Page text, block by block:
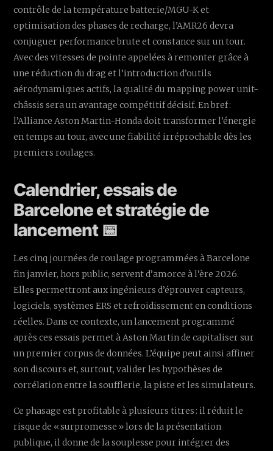
contrôle de la température batterie/MGU-K et
optimisation des phases de recharge, l’AMR26 devra
conjuguer performance brute et constance sur un tour.
Avec des vitesses de pointe appelées à remonter grâce à
une réduction du drag et l’introduction d’outils
aérodynamiques actifs, la qualité du mapping power unit-
châssis sera un avantage compétitif décisif. En bref :
l’Alliance Aston Martin-Honda doit transformer l’énergie
en temps au tour, avec une fiabilité irréprochable dès les
premiers roulages.
Calendrier, essais de
Barcelone et stratégie de
lancement 📅
Les cinq journées de roulage programmées à Barcelone
fin janvier, hors public, servent d’amorce à l’ère 2026.
Elles permettront aux ingénieurs d’éprouver capteurs,
logiciels, systèmes ERS et refroidissement en conditions
réelles. Dans ce contexte, un lancement programmé
après ces essais permet à Aston Martin de capitaliser sur
un premier corpus de données. L’équipe peut ainsi affiner
son discours et, surtout, valider les hypothèses de
corrélation entre la soufflerie, la piste et les simulateurs.
Ce phasage est profitable à plusieurs titres : il réduit le
risque de « surpromesse » lors de la présentation
publique, il donne de la souplesse pour intégrer des